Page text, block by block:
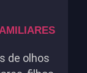
de olhos